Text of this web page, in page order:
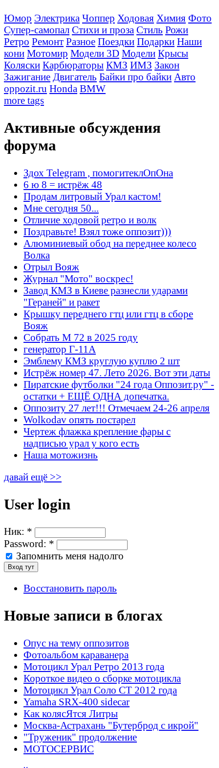
Юмор Электрика Чоппер Ходовая Химия Фото
Супер-самопал Стихи и проза Стиль Рожи
Ретро Ремонт Разное Поездки Подарки Наши
кони Мотомир Модели 3D Модели Крысы
Коляски Карбюраторы КМЗ ИМЗ Закон
Зажигание Двигатель Байки про байки Авто
oppozit.ru Honda BMW
more tags
Активные обсуждения
форума
Здох Telegram , помогитеклОпОна
6 ю 8 = истрёж 48
Продам литровый Урал кастом!
Мне сегодня 50...
Отличие ходовой ретро и волк
Поздравьте! Взял тоже оппозит)))
Алюминиевый обод на переднее колесо
Волка
Отрыл Вояж
Журнал "Мото" воскрес!
Завод КМЗ в Киеве разнесли ударами
"Гераней" и ракет
Крышку переднего гтц или гтц в сборе
Вояж
Собрать М 72 в 2025 году
генератор Г-11А
Эмблему КМЗ круглую куплю 2 шт
Истрёж номер 47. Лето 2026. Вот эти даты
Пиратские футболки "24 года Оппозит.ру" -
остатки + ЕЩЁ ОДНА допечатка.
Оппозиту 27 лет!!! Отмечаем 24-26 апреля
Wolkodav опять постарел
Чертеж флажка крепление фары с
надписью урал у кого есть
Наша мотожизнь
давай ещё >>
User login
Ник: *
Password: *
Запомнить меня надолго
Восстановить пароль
Новые записи в блогах
Опус на тему оппозитов
Фотоальбом караванера
Мотоцикл Урал Ретро 2013 года
Короткое видео о сборке мотоцикла
Мотоцикл Урал Соло СТ 2012 года
Yamaha SRX-400 sidecar
Как колясЯтся Литры
Москва-Астрахань "Бутерброд с икрой"
"Труженик" продолжение
МОТОСЕРВИС